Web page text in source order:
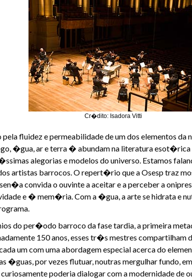
Cr�dito: Isadora Vitti
fluidez e permeabilidade de um dos elementos
�gua, ar e terra � abundam na literatura
alegorias e modelos do universo. Estamos
artistas barrocos. O repert�rio que a Osesp traz
convida o ouvinte a aceitar e a perceber a
e � mem�ria. Com a �gua, a arte se hidrata e
do per�odo barroco da fase tardia, a primeira
150 anos, esses tr�s mestres
um com uma abordagem especial acerca do
�guas, por vezes flutuar, noutras mergulhar fundo,
poderia dialogar com a modernidade